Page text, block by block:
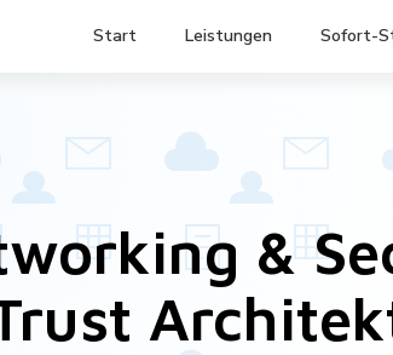
Start Leistungen Sofort-
&